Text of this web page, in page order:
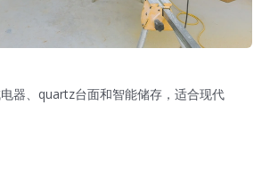
器、quartz台面和智能储存，适合现代